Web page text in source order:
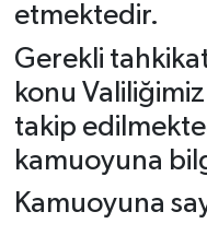
etmektedir.
Gerekli
konu
takip
kamuoyuna
Kamuoyuna